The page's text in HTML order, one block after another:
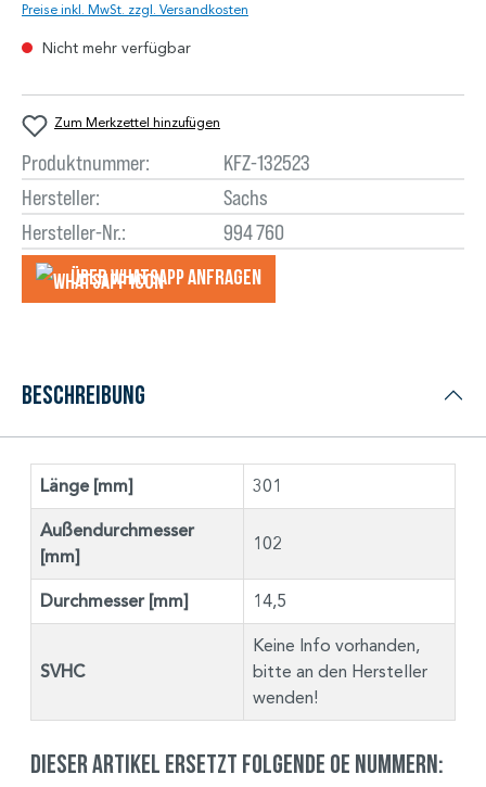
Preise inkl. MwSt. zzgl. Versandkosten
Nicht mehr verfügbar
Zum Merkzettel hinzufügen
Produktnummer:
KFZ-132523
Hersteller:
Sachs
Hersteller-Nr.:
994 760
Über WhatsApp anfragеn
Beschreibung
Länge [mm] 301
Außendurchmesser
[mm]
102
Durchmesser [mm] 14,5
SVHC
Keine Info vorhanden,
bitte an den Hersteller
wenden!
Dieser Artikel ersetzt folgende OE Nummern: